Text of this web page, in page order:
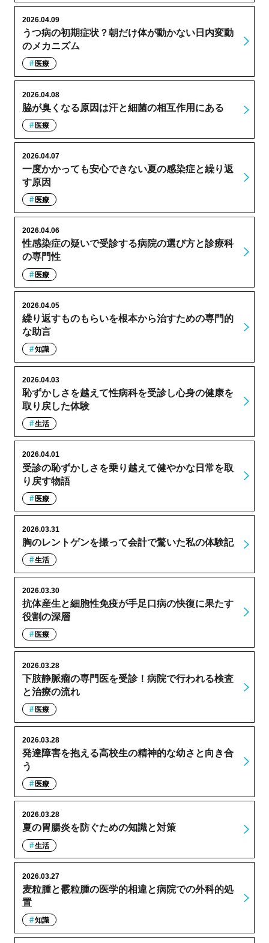
うつ病の初期症状？朝だけ体が動かない日内変動
のメカニズム
2026.04.09
医療
脇が臭くなる原因は汗と細菌の相互作用にある
2026.04.08
医療
一度かかっても安心できない夏の感染症と繰り返
す原因
2026.04.07
医療
性感染症の疑いで受診する病院の選び方と診療科
の専門性
2026.04.06
医療
繰り返すものもらいを根本から治すための専門的
な助言
2026.04.05
知識
恥ずかしさを越えて性病科を受診し心身の健康を
取り戻した体験
2026.04.03
生活
受診の恥ずかしさを乗り越えて健やかな日常を取
り戻す物語
2026.04.01
医療
胸のレントゲンを撮って会計で驚いた私の体験記
2026.03.31
生活
抗体産生と細胞性免疫が手足口病の快復に果たす
役割の深層
2026.03.30
医療
下肢静脈瘤の専門医を受診！病院で行われる検査
と治療の流れ
2026.03.28
医療
発達障害を抱える高校生の精神的な幼さと向き合
う
2026.03.28
医療
夏の胃腸炎を防ぐための知識と対策
2026.03.28
生活
麦粒腫と霰粒腫の医学的相違と病院での外科的処
置
2026.03.27
知識